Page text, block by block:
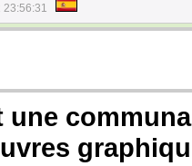
23:56:31
une